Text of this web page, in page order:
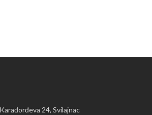
Karađorđeva 24, Svilajnac